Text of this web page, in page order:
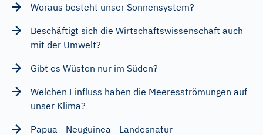
Woraus besteht unser Sonnensystem?
Beschäftigt sich die Wirtschaftswissenschaft auch
mit der Umwelt?
Gibt es Wüsten nur im Süden?
Welchen Einfluss haben die Meeresströmungen auf
unser Klima?
Papua - Neuguinea - Landesnatur